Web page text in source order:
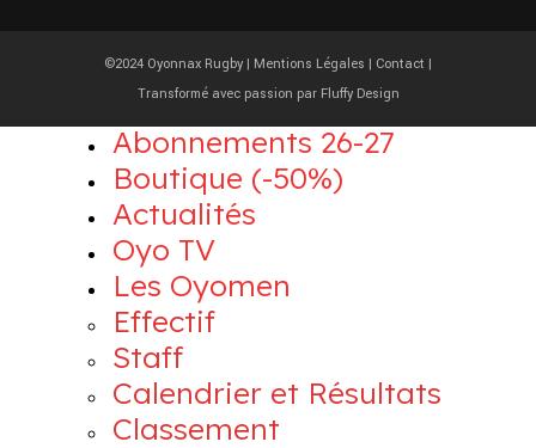
©2024 Oyonnax Rugby | Mentions Légales | Contact |
Transformé avec passion par Fluffy Design
Abonnements 26-27
Boutique (-50%)
Actualités
Oyo TV
Les Oyomen
Effectif
Staff
Calendrier et Résultats
Classement